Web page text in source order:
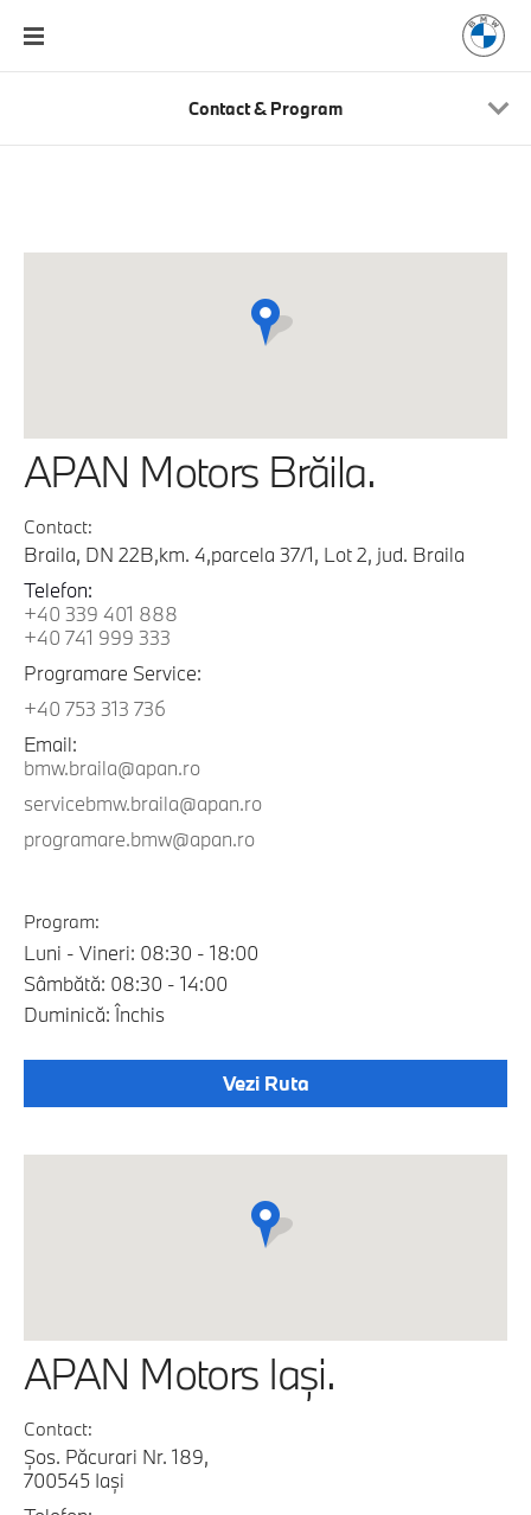
Contact & Program
APAN Motors Brăila.
Contact:
Braila, DN 22B,km. 4,parcela 37/1, Lot 2, jud. Braila
Telefon:
+40 339 401 888
+40 741 999 333
Programare Service:
+40 753 313 736
Email:
bmw.braila@apan.ro
servicebmw.braila@apan.ro
programare.bmw@apan.ro
Program:
Luni - Vineri: 08:30 - 18:00
Sâmbătă: 08:30 - 14:00
Duminică: Închis
Vezi Ruta
APAN Motors Iaşi.
Contact:
Şos. Păcurari Nr. 189,
700545 Iaşi